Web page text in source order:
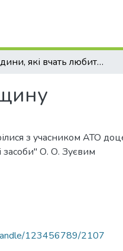
Години, які вчать любити Батьківщину
з учасником АТО
засоби" О. О. Зуєвим
123456789/2107